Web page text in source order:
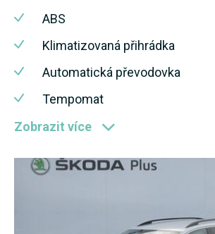
ABS
Klimatizovaná přihrádka
Automatická převodovka
Tempomat
Zobrazit více